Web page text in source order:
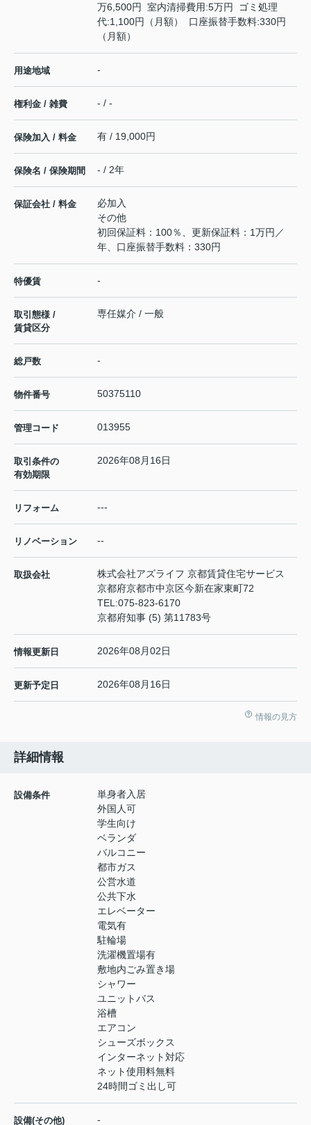
万6,500円 室内清掃費用:5万円 ゴミ処理
代:1,100円（月額） 口座振替手数料:330円
（月額）
用途地域 -
権利金 / 雑費 - / -
保険加入 / 料金 有 / 19,000円
保険名 / 保険期間 - / 2年
保証会社 / 料金
必加入
その他
初回保証料：100％、更新保証料：1万円／
年、口座振替手数料：330円
特優賃 -
取引態様 /
賃貸区分
専任媒介 / 一般
総戸数 -
物件番号 50375110
管理コード 013955
取引条件の
有効期限
2026年08月16日
リフォーム ---
リノベーション --
取扱会社
株式会社アズライフ 京都賃貸住宅サービス
京都府京都市中京区今新在家東町72
TEL:075-823-6170
京都府知事 (5) 第11783号
情報更新日 2026年08月02日
更新予定日 2026年08月16日
情報の見方
詳細情報
設備条件
単身者入居
外国人可
学生向け
ベランダ
バルコニー
都市ガス
公営水道
公共下水
エレベーター
電気有
駐輪場
洗濯機置場有
敷地内ごみ置き場
シャワー
ユニットバス
浴槽
エアコン
シューズボックス
インターネット対応
ネット使用料無料
24時間ゴミ出し可
設備(その他) -